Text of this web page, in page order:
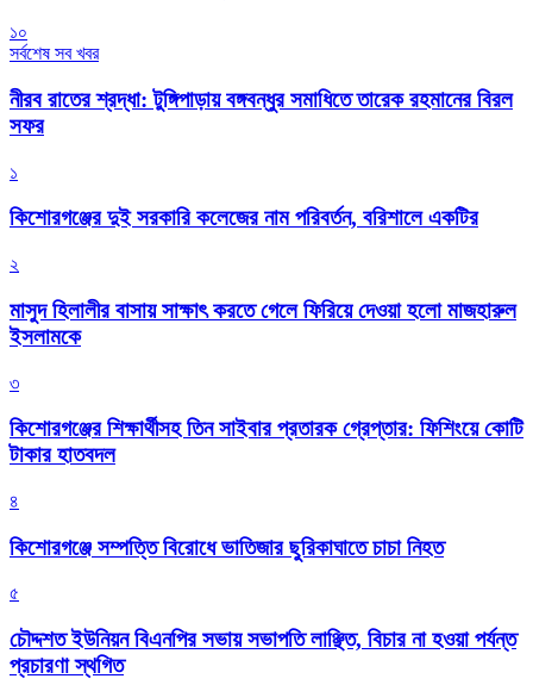
১০
সর্বশেষ সব খবর
নীরব রাতের শ্রদ্ধা: টুঙ্গিপাড়ায় বঙ্গবন্ধুর সমাধিতে তারেক রহমানের বিরল
সফর
১
কিশোরগঞ্জের দুই সরকারি কলেজের নাম পরিবর্তন, বরিশালে একটির
২
মাসুদ হিলালীর বাসায় সাক্ষাৎ করতে গেলে ফিরিয়ে দেওয়া হলো মাজহারুল
ইসলামকে
৩
কিশোরগঞ্জের শিক্ষার্থীসহ তিন সাইবার প্রতারক গ্রেপ্তার: ফিশিংয়ে কোটি
টাকার হাতবদল
৪
কিশোরগঞ্জে সম্পত্তি বিরোধে ভাতিজার ছুরিকাঘাতে চাচা নিহত
৫
চৌদ্দশত ইউনিয়ন বিএনপির সভায় সভাপতি লাঞ্ছিত, বিচার না হওয়া পর্যন্ত
প্রচারণা স্থগিত